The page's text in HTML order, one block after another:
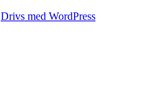
Drivs med WordPress